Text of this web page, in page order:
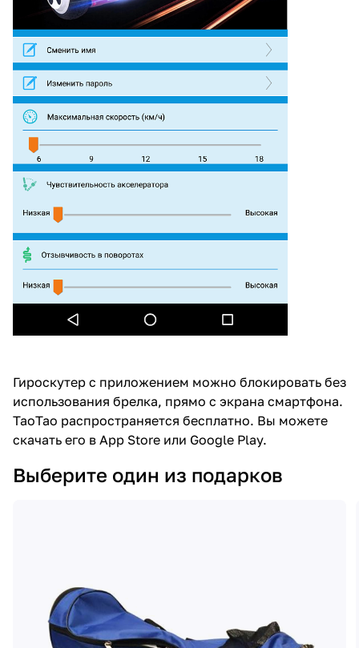
Гироскутер с приложением можно блокировать без
использования брелка, прямо с экрана смартфона.
ТаоТао распространяется бесплатно. Вы можете
скачать его в App Store или Google Play.
Выберите один из подарков